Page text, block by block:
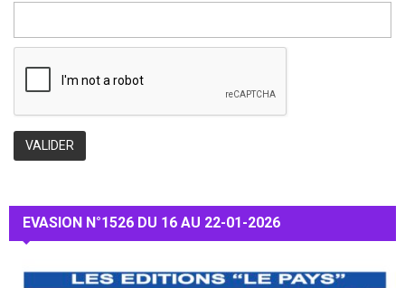
EVASION N°1526 DU 16 AU 22-01-2026